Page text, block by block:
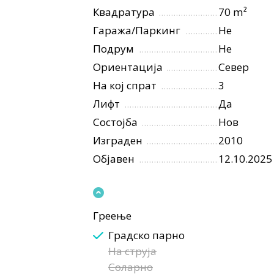
Квадратура
70 m²
Гаража/Паркинг
Не
Подрум
Не
Ориентација
Север
На кој спрат
3
Лифт
Да
Состојба
Нов
Изграден
2010
Објавен
12.10.2025
Греење
Градско парно
На струја
Соларно